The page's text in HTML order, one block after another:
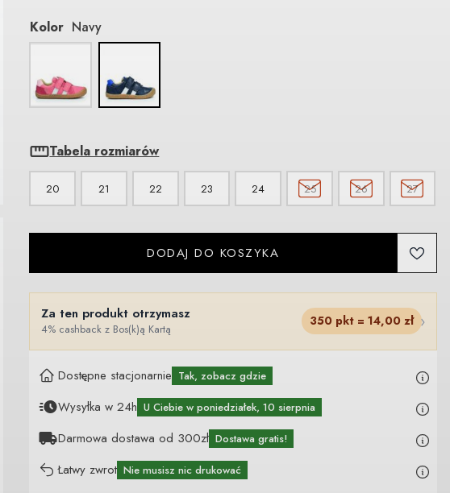
Kolor Navy
Tabela rozmiarów
20 21 22 23 24 25 26 27
DODAJ DO KOSZYKA
Za ten produkt otrzymasz
4% cashback z Bos(k)ą Kartą
350 pkt = 14,00 zł ›
Dostępne stacjonarnie Tak, zobacz gdzie
Wysyłka w 24h U Ciebiew poniedziałek, 10 sierpnia
Darmowa dostawa od 300zł Dostawa gratis!
Łatwy zwrot Nie musisz nic drukować